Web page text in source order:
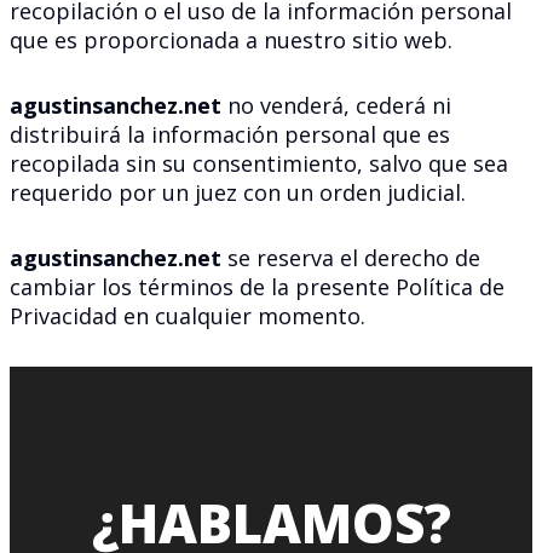
recopilación o el uso de la información personal
que es proporcionada a nuestro sitio web.
agustinsanchez.net no venderá, cederá ni
distribuirá la información personal que es
recopilada sin su consentimiento, salvo que sea
requerido por un juez con un orden judicial.
agustinsanchez.net se reserva el derecho de
cambiar los términos de la presente Política de
Privacidad en cualquier momento.
¿HABLAMOS?